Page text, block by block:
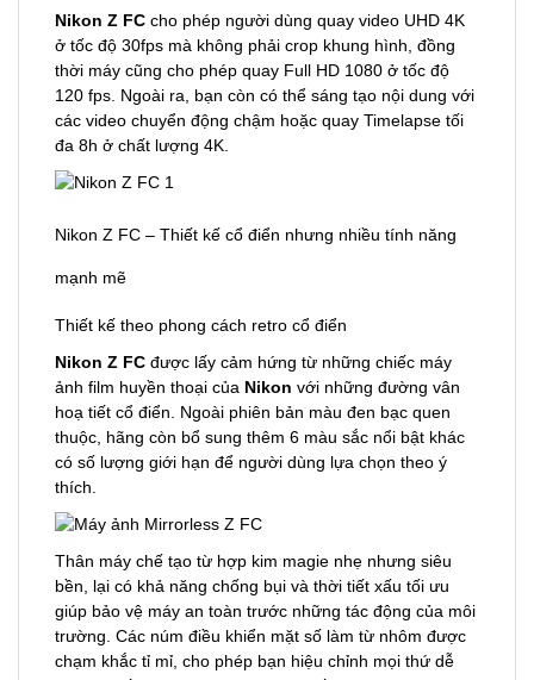
Nikon Z FC cho phép người dùng quay video UHD 4K
ở tốc độ 30fps mà không phải crop khung hình, đồng
thời máy cũng cho phép quay Full HD 1080 ở tốc độ
120 fps. Ngoài ra, bạn còn có thể sáng tạo nội dung với
các video chuyển động chậm hoặc quay Timelapse tối
đa 8h ở chất lượng 4K.
Nikon Z FC – Thiết kế cổ điển nhưng nhiều tính năng
mạnh mẽ
Thiết kế theo phong cách retro cổ điển
Nikon Z FC được lấy cảm hứng từ những chiếc máy
ảnh film huyền thoại của Nikon với những đường vân
hoạ tiết cổ điển. Ngoài phiên bản màu đen bạc quen
thuộc, hãng còn bổ sung thêm 6 màu sắc nổi bật khác
có số lượng giới hạn để người dùng lựa chọn theo ý
thích.
Thân máy chế tạo từ hợp kim magie nhẹ nhưng siêu
bền, lại có khả năng chống bụi và thời tiết xấu tối ưu
giúp bảo vệ máy an toàn trước những tác động của môi
trường. Các núm điều khiển mặt số làm từ nhôm được
chạm khắc tỉ mỉ, cho phép bạn hiệu chỉnh mọi thứ dễ